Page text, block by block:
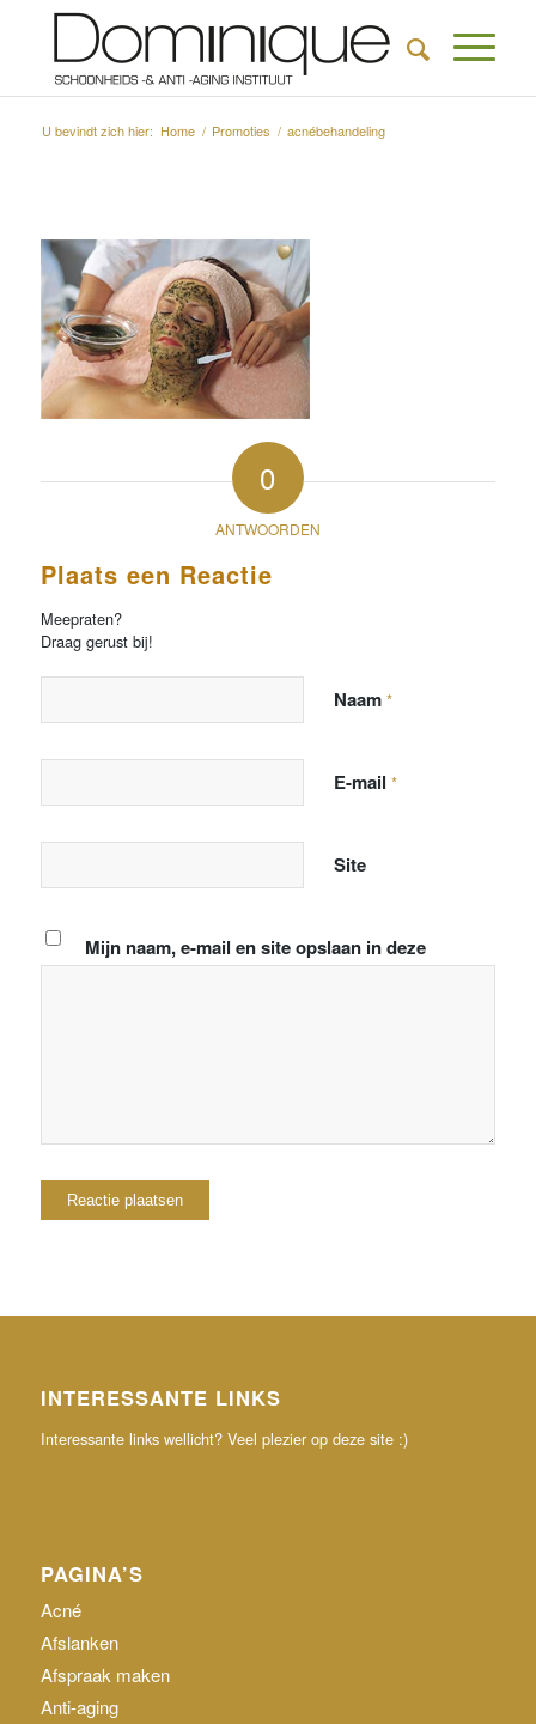
U bevindt zich hier: Home / Promoties / acnébehandeling
0
ANTWOORDEN
Plaats een Reactie
Meepraten?
Draag gerust bij!
Naam *
E-mail *
Site
Mijn naam, e-mail en site opslaan in deze
browser voor de volgende keer wanneer ik een
INTERESSANTE LINKS
Interessante links wellicht? Veel plezier op deze site :)
PAGINA’S
Acné
Afslanken
Afspraak maken
Anti-aging